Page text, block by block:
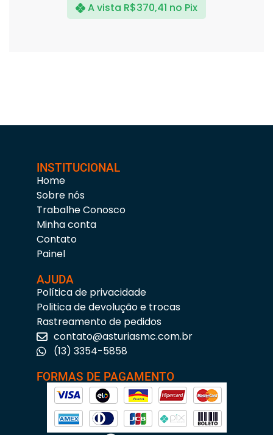
A vista R$370,41 no Pix
INSTITUCIONAL
Home
Sobre nós
Trabalhe Conosco
Minha conta
Contato
Painel
AJUDA
Política de privacidade
Politica de devolução e trocas
Rastreamento de pedidos
contato@asturiasmc.com.br
(13) 3354-5858
FORMAS DE PAGAMENTO